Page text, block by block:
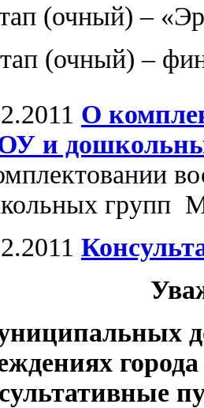
(очный) –
(очный) –
О
и
групп